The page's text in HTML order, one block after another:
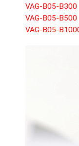
VAG-B05-
VAG-B05-
VAG-B05-